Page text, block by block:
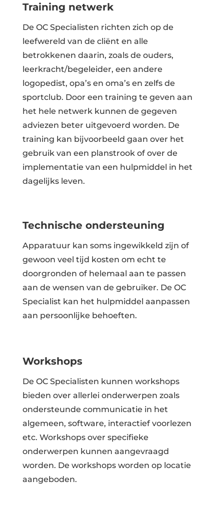
Training netwerk
De OC Specialisten richten zich op de
leefwereld van de cliënt en alle
betrokkenen daarin, zoals de ouders,
leerkracht/begeleider, een andere
logopedist, opa’s en oma’s en zelfs de
sportclub. Door een training te geven aan
het hele netwerk kunnen de gegeven
adviezen beter uitgevoerd worden. De
training kan bijvoorbeeld gaan over het
gebruik van een planstrook of over de
implementatie van een hulpmiddel in het
dagelijks leven.
Technische ondersteuning
Apparatuur kan soms ingewikkeld zijn of
gewoon veel tijd kosten om echt te
doorgronden of helemaal aan te passen
aan de wensen van de gebruiker. De OC
Specialist kan het hulpmiddel aanpassen
aan persoonlijke behoeften.
Workshops
De OC Specialisten kunnen workshops
bieden over allerlei onderwerpen zoals
ondersteunde communicatie in het
algemeen, software, interactief voorlezen
etc. Workshops over specifieke
onderwerpen kunnen aangevraagd
worden. De workshops worden op locatie
aangeboden.